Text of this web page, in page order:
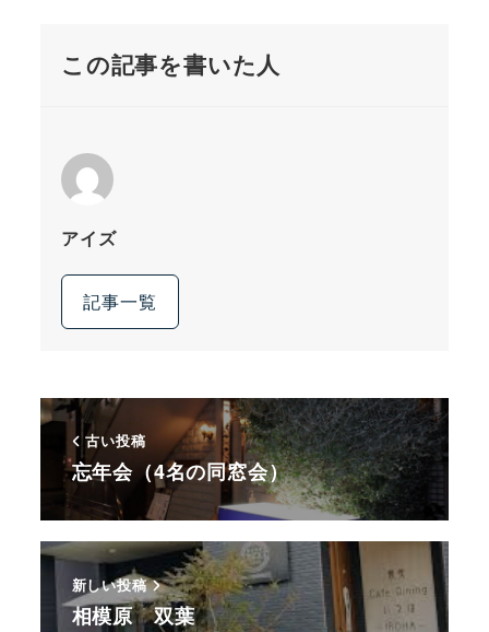
この記事を書いた人
アイズ
記事一覧
古い投稿
忘年会（4名の同窓会）
新しい投稿
相模原 双葉